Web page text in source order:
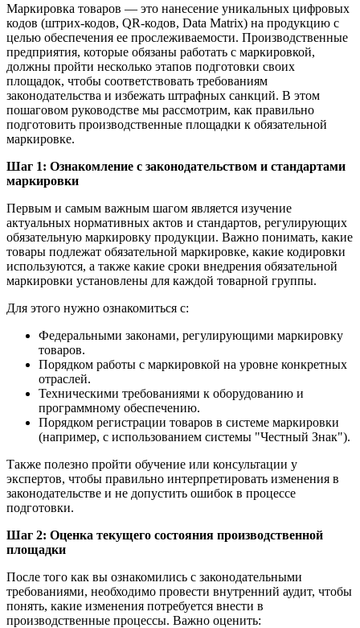
Маркировка товаров — это нанесение уникальных цифровых
кодов (штрих-кодов, QR-кодов, Data Matrix) на продукцию с
целью обеспечения ее прослеживаемости. Производственные
предприятия, которые обязаны работать с маркировкой,
должны пройти несколько этапов подготовки своих
площадок, чтобы соответствовать требованиям
законодательства и избежать штрафных санкций. В этом
пошаговом руководстве мы рассмотрим, как правильно
подготовить производственные площадки к обязательной
маркировке.
Шаг 1: Ознакомление с законодательством и стандартами
маркировки
Первым и самым важным шагом является изучение
актуальных нормативных актов и стандартов, регулирующих
обязательную маркировку продукции. Важно понимать, какие
товары подлежат обязательной маркировке, какие кодировки
используются, а также какие сроки внедрения обязательной
маркировки установлены для каждой товарной группы.
Для этого нужно ознакомиться с:
Федеральными законами, регулирующими маркировку
товаров.
Порядком работы с маркировкой на уровне конкретных
отраслей.
Техническими требованиями к оборудованию и
программному обеспечению.
Порядком регистрации товаров в системе маркировки
(например, с использованием системы "Честный Знак").
Также полезно пройти обучение или консультации у
экспертов, чтобы правильно интерпретировать изменения в
законодательстве и не допустить ошибок в процессе
подготовки.
Шаг 2: Оценка текущего состояния производственной
площадки
После того как вы ознакомились с законодательными
требованиями, необходимо провести внутренний аудит, чтобы
понять, какие изменения потребуется внести в
производственные процессы. Важно оценить: